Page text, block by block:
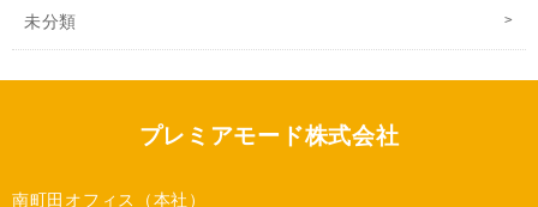
未分類
プレミアモード株式会社
南町田オフィス（本社）